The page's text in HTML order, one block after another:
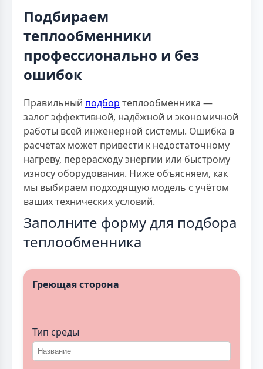
Подбираем
теплообменники
профессионально и без
ошибок
Правильный подбор теплообменника —
залог эффективной, надёжной и экономичной
работы всей инженерной системы. Ошибка в
расчётах может привести к недостаточному
нагреву, перерасходу энергии или быстрому
износу оборудования. Ниже объясняем, как
мы выбираем подходящую модель с учётом
ваших технических условий.
Заполните форму для подбора
теплообменника
Греющая сторона
Тип среды